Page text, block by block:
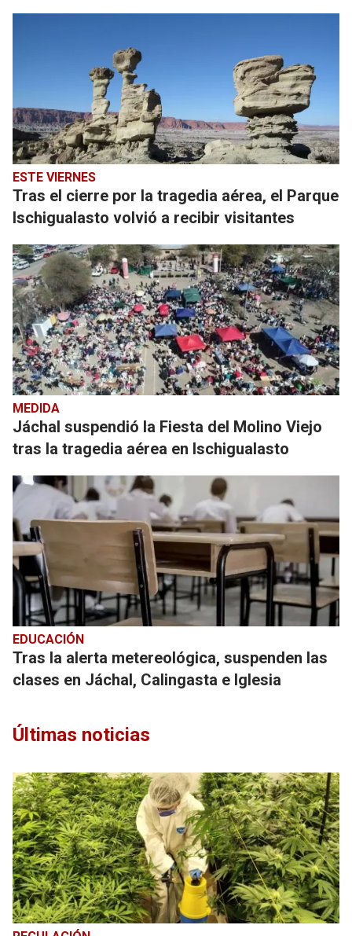
ESTE VIERNES
Tras el cierre por la tragedia aérea, el Parque
Ischigualasto volvió a recibir visitantes
MEDIDA
Jáchal suspendió la Fiesta del Molino Viejo
tras la tragedia aérea en Ischigualasto
EDUCACIÓN
Tras la alerta metereológica, suspenden las
clases en Jáchal, Calingasta e Iglesia
Últimas noticias